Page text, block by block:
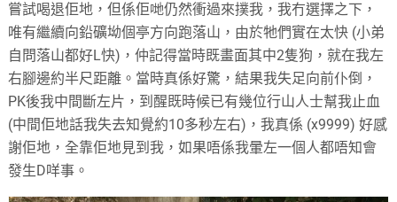
嘗試喝退佢地，但係佢哋仍然衝過來撲我，我冇選擇之下，
唯有繼續向鉛礦坳個亭方向跑落山，由於牠們實在太快 (小弟
自問落山都好L快)，仲記得當時既畫面其中2隻狗，就在我左
右腳邊約半尺距離。當時真係好驚，結果我失足向前仆倒，
PK後我中間斷左片，到醒既時候已有幾位行山人士幫我止血
(中間佢地話我失去知覺約10多秒左右)，我真係 (x9999) 好感
謝佢地，全靠佢地見到我，如果唔係我暈左一個人都唔知會
發生D咩事。